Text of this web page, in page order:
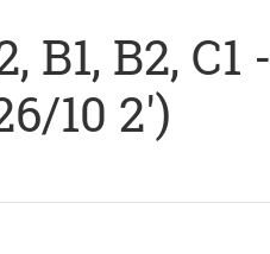
B2, C1 -
10 2')